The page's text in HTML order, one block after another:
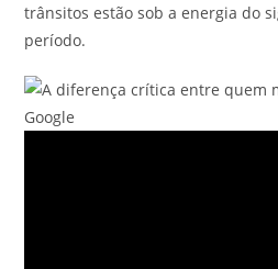
trânsitos estão sob a energia do
período.